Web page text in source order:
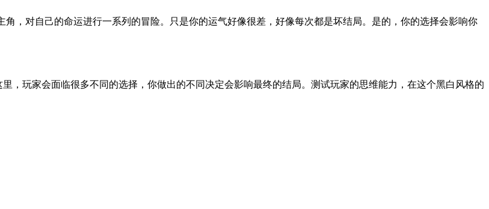
，对自己的命运进行一系列的冒险。只是你的运气好像很差，好像每次都是坏结局。是的，你的选择会影响你
，玩家会面临很多不同的选择，你做出的不同决定会影响最终的结局。测试玩家的思维能力，在这个黑白风格的